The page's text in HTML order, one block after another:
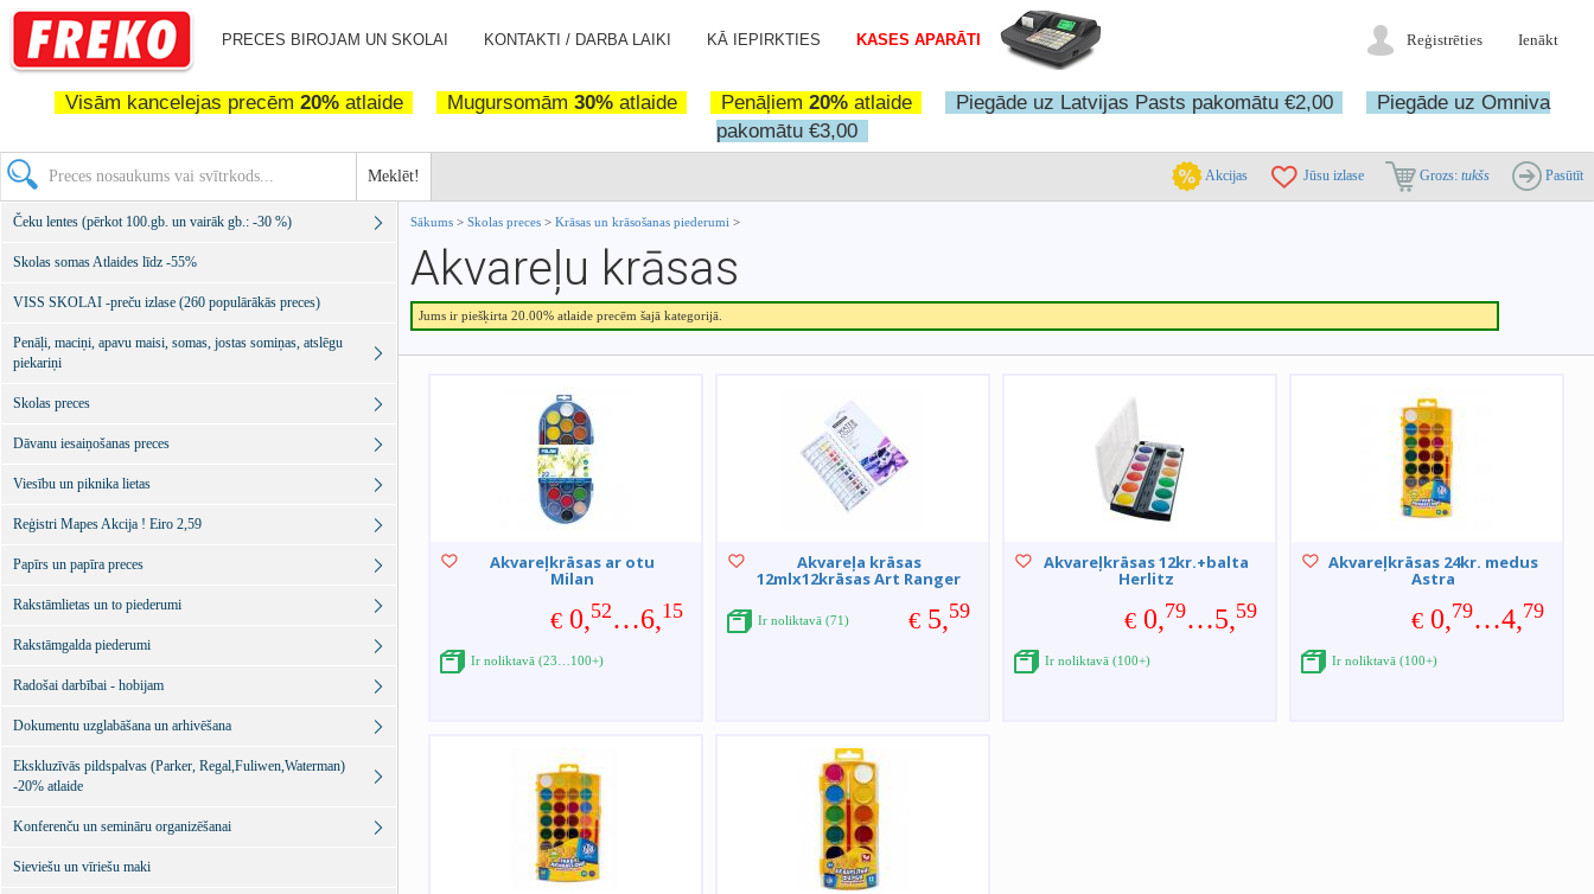
PRECES BIROJAM UN SKOLAI KONTAKTI / DARBA LAIKI KĀ IEPIRKTIES KASES APARĀTI Reģistrēties Ienākt
Visām kancelejas precēm 20%atlaide Mugursomām 30%atlaide Penāļiem 20%atlaide Piegāde uz Latvijas Pasts pakomātu €2,00
Piegāde uz Omniva
pakomātu €3,00
Meklēt! Akcijas Jūsu izlase Grozs: tukšs Pasūtīt
Sākums > Skolas preces > Krāsas un krāsošanas piederumi >
Akvareļu krāsas
Jums ir piešķirta 20.00% atlaide precēm šajā kategorijā.
Akvareļkrāsas ar otu
Milan
€ 0,52…6,15
Ir noliktavā (23…100+)
Akvareļa krāsas
12mlx12krāsas Art Ranger
€ 5,59
Ir noliktavā (71)
Akvareļkrāsas 12kr.+balta
Herlitz
€ 0,79…5,59
Ir noliktavā (100+)
Akvareļkrāsas 24kr. medus
Astra
€ 0,79…4,79
Ir noliktavā (100+)
Čeku lentes (pērkot 100.gb. un vairāk gb.: -30 %)
Skolas somas Atlaides līdz -55%
VISS SKOLAI -preču izlase (260 populārākās preces)
Penāļi, maciņi, apavu maisi, somas, jostas somiņas, atslēgu
piekariņi
Skolas preces
Dāvanu iesaiņošanas preces
Viesību un piknika lietas
Reģistri Mapes Akcija ! Eiro 2,59
Papīrs un papīra preces
Rakstāmlietas un to piederumi
Rakstāmgalda piederumi
Radošai darbībai - hobijam
Dokumentu uzglabāšana un arhivēšana
Ekskluzīvās pildspalvas (Parker, Regal,Fuliwen,Waterman)
-20% atlaide
Konferenču un semināru organizēšanai
Sieviešu un vīriešu maki